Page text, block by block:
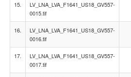
15.
LV_LNA_LVA_F1641_US18_GV557-
0015.tif
16.
LV_LNA_LVA_F1641_US18_GV557-
0016.tif
17.
LV_LNA_LVA_F1641_US18_GV557-
0017.tif